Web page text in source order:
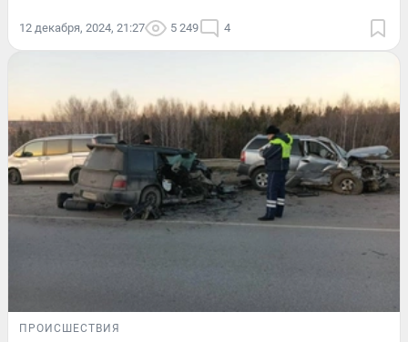
12 декабря, 2024, 21:27 5 249 4
ПРОИСШЕСТВИЯ